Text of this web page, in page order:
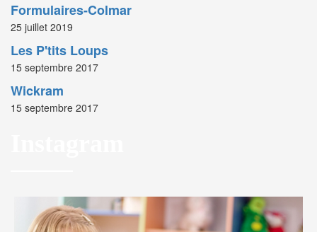
Formulaires-Colmar
25 juillet 2019
Les P'tits Loups
15 septembre 2017
Wickram
15 septembre 2017